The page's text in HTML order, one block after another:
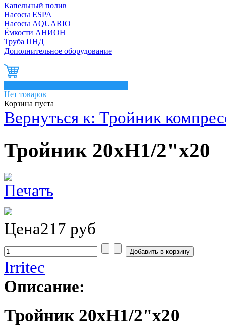
Капельный полив
Насосы ESPA
Насосы AQUARIO
Ёмкости АНИОН
Труба ПНД
Дополнительное оборудование
Нет товаров
Корзина пуста
Вернуться к: Тройник
Тройник 20хH1/2"х20
Цена217 руб
Irritec
Описание:
Тройник 20хH1/2"х20